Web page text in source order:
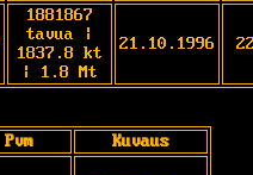
1881867
tavua |
1837.8 kt
| 1.8 Mt
21.10.1996
Pvm Kuvaus